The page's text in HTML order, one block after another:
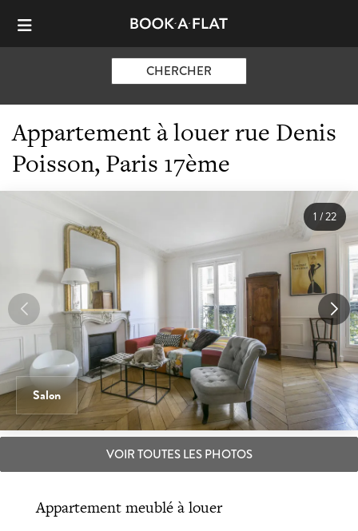
CHERCHER
Appartement à louer rue Denis
Poisson, Paris 17ème
Salon
1 /22
VOIR TOUTES LES PHOTOS
Appartement meublé à louer